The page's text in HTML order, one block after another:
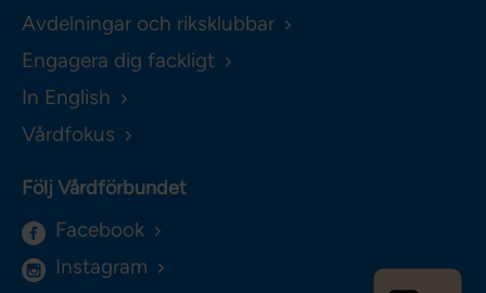
Avdelningar och riksklubbar
Engagera dig fackligt
In English
Vårdfokus
Följ Vårdförbundet
Facebook
Instagram